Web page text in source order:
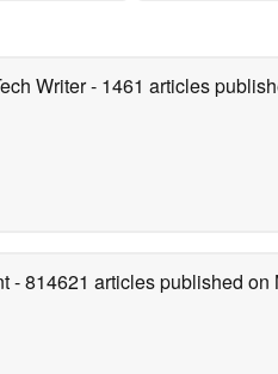
ingenieur legt
uit
Writer- 1461 articles
- 814621 articles published on